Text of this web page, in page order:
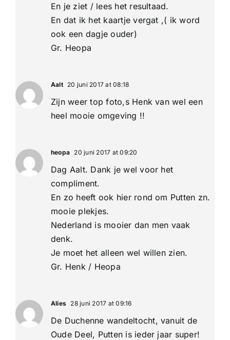
En je ziet / lees het resultaad.
En dat ik het kaartje vergat ,( ik word
ook een dagje ouder)
Gr. Heopa
Aalt 20 juni 2017 at 08:18
Zijn weer top foto,s Henk van wel een
heel mooie omgeving !!
heopa 20 juni 2017 at 09:20
Dag Aalt. Dank je wel voor het
compliment.
En zo heeft ook hier rond om Putten zn.
mooie plekjes.
Nederland is mooier dan men vaak
denk.
Je moet het alleen wel willen zien.
Gr. Henk / Heopa
Alies 28 juni 2017 at 09:16
De Duchenne wandeltocht, vanuit de
Oude Deel, Putten is ieder jaar super!